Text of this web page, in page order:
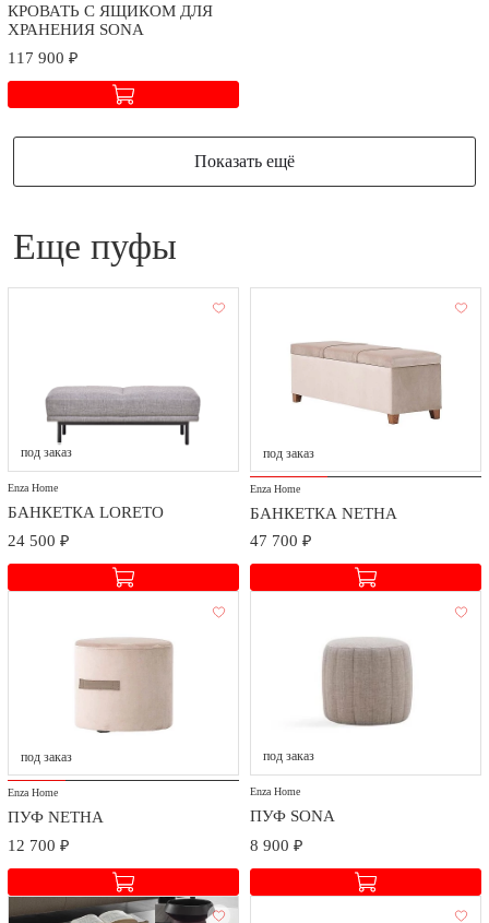
договора в зависимости от географического расположения.
КРОВАТЬ С ЯЩИКОМ ДЛЯ
ХРАНЕНИЯ SONA
117 900 ₽
Показать ещё
еще пуфы
под заказ
Enza Home
БАНКЕТКА LORETO
24 500 ₽
под заказ
Enza Home
БАНКЕТКА NETHA
47 700 ₽
под заказ
Enza Home
ПУФ NETHA
12 700 ₽
под заказ
Enza Home
ПУФ SONA
8 900 ₽